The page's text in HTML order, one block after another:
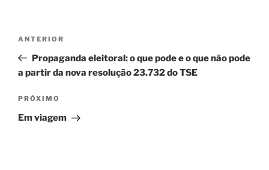
Post
Post
anterior
ANTERIOR
Propaganda eleitoral: o que pode e o que não pode
a partir da nova resolução 23.732 do TSE
Próximo
post
PRÓXIMO
Em viagem